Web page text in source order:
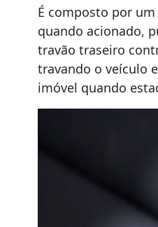
É composto por
quando acionado,
travão traseiro
travando o veículo
imóvel quando